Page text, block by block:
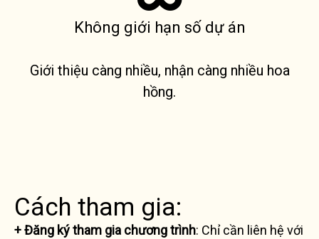
Không giới hạn số dự án
Giới thiệu càng nhiều, nhận càng nhiều hoa
hồng.
Cách tham gia:
+ Đăng ký tham gia chương trình: Chỉ cần liên hệ với